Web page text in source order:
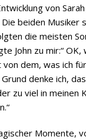
von
beiden Musiker
die meisten
John zu mir:“
dem, was ich
denke ich,
zu viel in meinen
Momente,